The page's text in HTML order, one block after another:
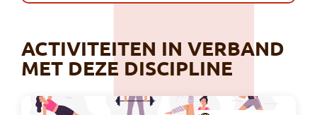
ACTIVITEITEN IN VERBAND
MET DEZE DISCIPLINE